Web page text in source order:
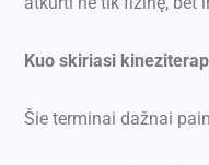
Kuo skiriasi
Šie terminai dažnai